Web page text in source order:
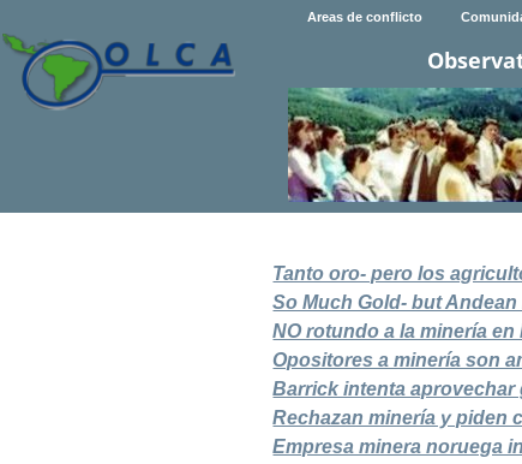
Areas de conflicto
Tanto oro- pero los
So Much Gold- but
NO rotundo a la minería
Opositores a minería son
Barrick intenta aprovechar
Rechazan minería y piden
Empresa minera noruega